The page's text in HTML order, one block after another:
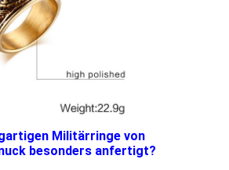
Militärringe von
besonders anfertigt?